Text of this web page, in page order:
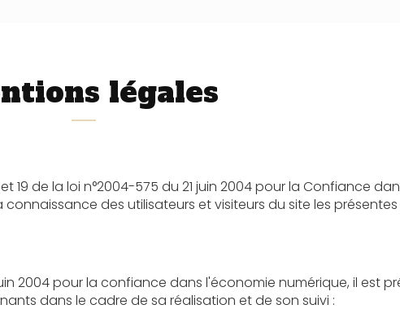
légales
n°2004-575 du 21 juin 2004 pour la Confiance dans
utilisateurs et visiteurs du site les présentes mentions
confiance dans l'économie numérique, il est précisé aux
utilisateurs du site l'identité des différents intervenants dans le cadre de sa réalisation et de son suivi :